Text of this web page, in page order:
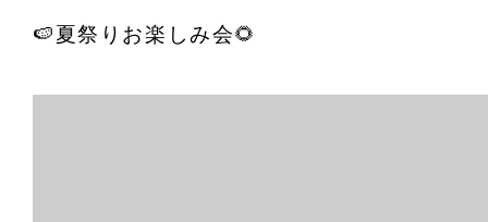
🍉夏祭りお楽しみ会🌻